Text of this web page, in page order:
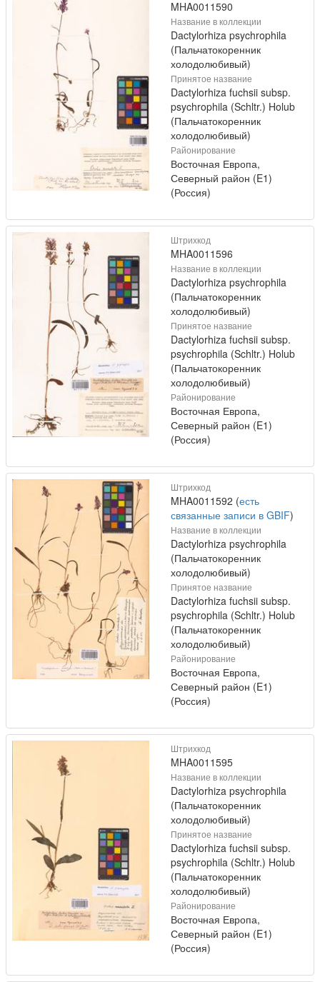
MHA0011590
Название в коллекции
Dactylorhiza psychrophila
(Пальчатокоренник
холодолюбивый)
Принятое название
Dactylorhiza fuchsii subsp.
psychrophila (Schltr.) Holub
(Пальчатокоренник
холодолюбивый)
Районирование
Восточная Европа,
Северный район (E1)
(Россия)
Штрихкод
MHA0011596
Название в коллекции
Dactylorhiza psychrophila
(Пальчатокоренник
холодолюбивый)
Принятое название
Dactylorhiza fuchsii subsp.
psychrophila (Schltr.) Holub
(Пальчатокоренник
холодолюбивый)
Районирование
Восточная Европа,
Северный район (E1)
(Россия)
Штрихкод
MHA0011592 (есть
связанные записи в GBIF)
Название в коллекции
Dactylorhiza psychrophila
(Пальчатокоренник
холодолюбивый)
Принятое название
Dactylorhiza fuchsii subsp.
psychrophila (Schltr.) Holub
(Пальчатокоренник
холодолюбивый)
Районирование
Восточная Европа,
Северный район (E1)
(Россия)
Штрихкод
MHA0011595
Название в коллекции
Dactylorhiza psychrophila
(Пальчатокоренник
холодолюбивый)
Принятое название
Dactylorhiza fuchsii subsp.
psychrophila (Schltr.) Holub
(Пальчатокоренник
холодолюбивый)
Районирование
Восточная Европа,
Северный район (E1)
(Россия)